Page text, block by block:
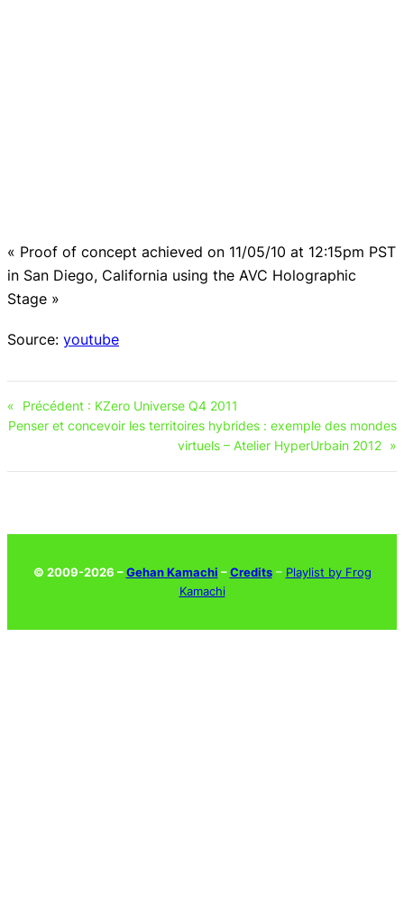
« Proof of concept achieved on 11/05/10 at 12:15pm PST
in San Diego, California using the AVC Holographic
Stage »
Source: youtube
« Précédent : KZero Universe Q4 2011
Penser et concevoir les territoires hybrides : exemple des mondes
virtuels – Atelier HyperUrbain 2012 »
© 2009-2026 –Gehan Kamachi –Credits– Playlist by Frog
Kamachi